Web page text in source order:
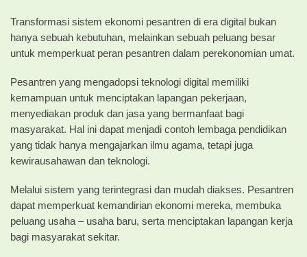
Transformasi sistem ekonomi pesantren di era digital bukan
hanya sebuah kebutuhan, melainkan sebuah peluang besar
untuk memperkuat peran pesantren dalam perekonomian umat.
Pesantren yang mengadopsi teknologi digital memiliki
kemampuan untuk menciptakan lapangan pekerjaan,
menyediakan produk dan jasa yang bermanfaat bagi
masyarakat. Hal ini dapat menjadi contoh lembaga pendidikan
yang tidak hanya mengajarkan ilmu agama, tetapi juga
kewirausahawan dan teknologi.
Melalui sistem yang terintegrasi dan mudah diakses. Pesantren
dapat memperkuat kemandirian ekonomi mereka, membuka
peluang usaha – usaha baru, serta menciptakan lapangan kerja
bagi masyarakat sekitar.